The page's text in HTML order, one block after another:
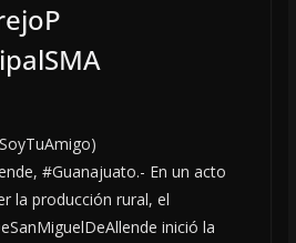
#Guanajuato.- En un acto
la producción rural, el
inició la